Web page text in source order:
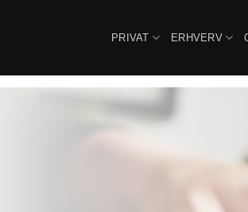
PRIVAT ERHVERV